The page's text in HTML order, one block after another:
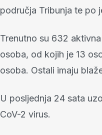
područja Tribunja te po
Trenutno su 632
osoba, od kojih je 13
osoba. Ostali imaju
U posljednja 24 sata
CoV-2 virus.